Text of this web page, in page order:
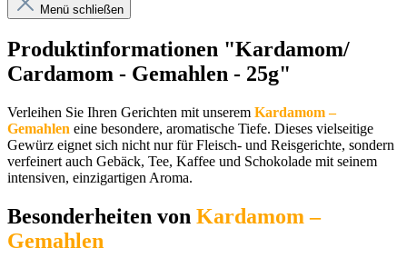
Menü schließen
Produktinformationen "Kardamom/
Cardamom - Gemahlen - 25g"
Verleihen Sie Ihren Gerichten mit unserem Kardamom –
Gemahlen eine besondere, aromatische Tiefe. Dieses vielseitige
Gewürz eignet sich nicht nur für Fleisch- und Reisgerichte, sondern
verfeinert auch Gebäck, Tee, Kaffee und Schokolade mit seinem
intensiven, einzigartigen Aroma.
Besonderheiten von Kardamom –
Gemahlen